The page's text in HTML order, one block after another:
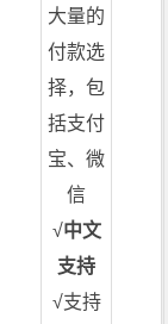
大量的
付款选
择，包
括支付
宝、微
信
√中文
支持
√支持